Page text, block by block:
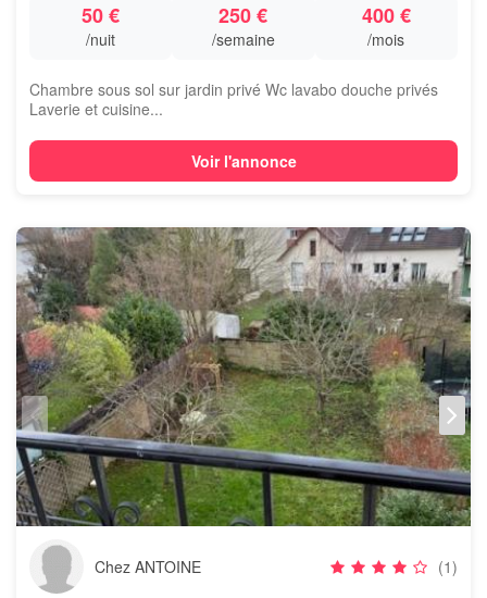
50 €
/nuit
250 €
/semaine
400 €
/mois
Chambre sous sol sur jardin privé Wc lavabo douche privés
Laverie et cuisine...
Voir l'annonce
Chez ANTOINE (1)